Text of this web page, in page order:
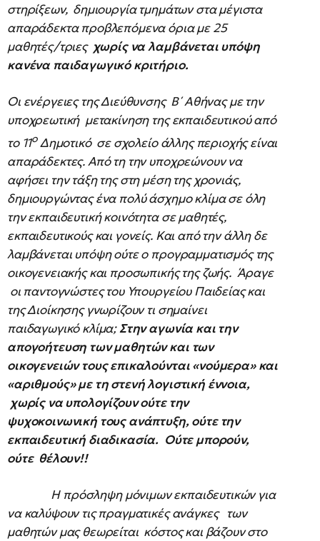
στηρίξεων, δημιουργία τμημάτων στα μέγιστα
απαράδεκτα προβλεπόμενα όρια με 25
μαθητές/τριες χωρίς να λαμβάνεται υπόψη
κανένα παιδαγωγικό κριτήριο.
Οι ενέργειες της Διεύθυνσης Β΄ Αθήνας με την
υποχρεωτική μετακίνηση της εκπαιδευτικού από
το 11οΔημοτικό σε σχολείο άλλης περιοχής είναι
απαράδεκτες. Από τη την υποχρεώνουν να
αφήσει την τάξη της στη μέση της χρονιάς,
δημιουργώντας ένα πολύ άσχημο κλίμα σε όλη
την εκπαιδευτική κοινότητα σε μαθητές,
εκπαιδευτικούς και γονείς. Και από την άλλη δε
λαμβάνεται υπόψη ούτε ο προγραμματισμός της
οικογενειακής και προσωπικής της ζωής. Άραγε
οι παντογνώστες του Υπουργείου Παιδείας και
της Διοίκησης γνωρίζουν τι σημαίνει
παιδαγωγικό κλίμα;Στην αγωνία και την
απογοήτευση των μαθητών και των
οικογενειών τους επικαλούνται «νούμερα» και
«αριθμούς» με τη στενή λογιστική έννοια,
χωρίς να υπολογίζουν ούτε την
ψυχοκοινωνική τους ανάπτυξη, ούτε την
εκπαιδευτική διαδικασία. Ούτε μπορούν,
ούτε θέλουν!!
Η πρόσληψη μόνιμων εκπαιδευτικών για
να καλύψουν τις πραγματικές ανάγκες των
μαθητών μας θεωρείται κόστος και βάζουν στο